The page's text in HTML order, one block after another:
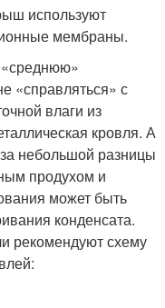
используют
мембраны.
«справляться» с
влаги из
кровля. А
небольшой разницы
продухом и
может быть
конденсата.
рекомендуют схему